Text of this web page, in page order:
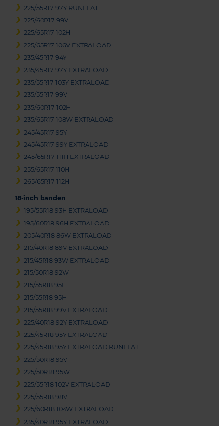
225/55R17 97Y RUNFLAT
225/60R17 99V
225/65R17 102H
225/65R17 106V EXTRALOAD
235/45R17 94Y
235/45R17 97Y EXTRALOAD
235/55R17 103Y EXTRALOAD
235/55R17 99V
235/60R17 102H
235/65R17 108W EXTRALOAD
245/45R17 95Y
245/45R17 99Y EXTRALOAD
245/65R17 111H EXTRALOAD
255/65R17 110H
265/65R17 112H
18-inch banden
195/55R18 93H EXTRALOAD
195/60R18 96H EXTRALOAD
205/40R18 86W EXTRALOAD
215/40R18 89V EXTRALOAD
215/45R18 93W EXTRALOAD
215/50R18 92W
215/55R18 95H
215/55R18 95H
215/55R18 99V EXTRALOAD
225/40R18 92Y EXTRALOAD
225/45R18 95Y EXTRALOAD
225/45R18 95Y EXTRALOAD RUNFLAT
225/50R18 95V
225/50R18 95W
225/55R18 102V EXTRALOAD
225/55R18 98V
225/60R18 104W EXTRALOAD
235/40R18 95Y EXTRALOAD